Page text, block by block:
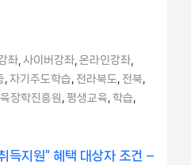
좌 사이버강좌 ,온라인강좌
자기주도학습 전라북도 전북
장학진흥원 평생교육 학습
득지원” 혜택 대상자 조건 –